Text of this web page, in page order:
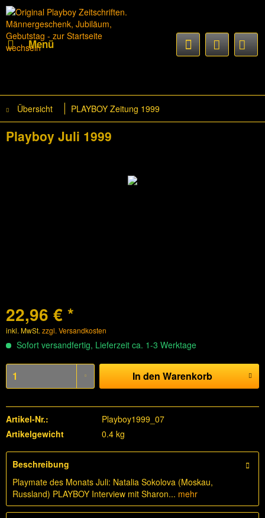
Menü
Übersicht PLAYBOY Zeitung 1999
Playboy Juli 1999
22,96 € *
inkl. MwSt. zzgl. Versandkosten
Sofort versandfertig, Lieferzeit ca. 1-3 Werktage
In den Warenkorb
Artikel-Nr.:
Playboy1999_07
Artikelgewicht
0.4 kg
Beschreibung
Playmate des Monats Juli: Natalia Sokolova (Moskau,
Russland) PLAYBOY Interview mit Sharon... mehr